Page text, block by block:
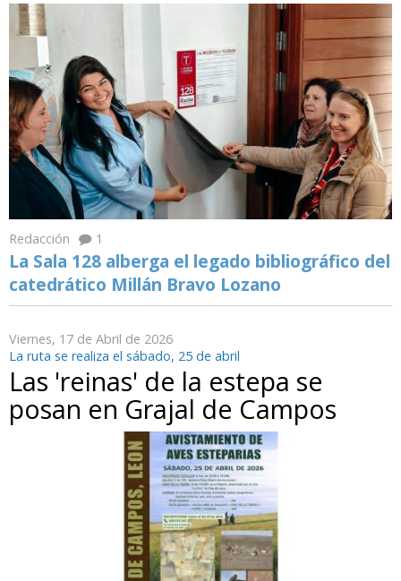
Redacción 1
La Sala 128 alberga el legado bibliográfico del
catedrático Millán Bravo Lozano
Viernes, 17 de Abril de 2026
La ruta se realiza el sábado, 25 de abril
Las 'reinas' de la estepa se
posan en Grajal de Campos